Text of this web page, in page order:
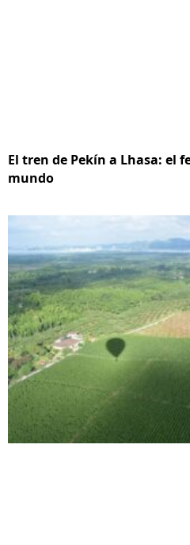
El tren de Pekín a Lhasa: el
mundo